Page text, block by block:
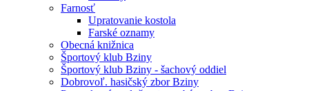
Farnosť
Upratovanie kostola
Farské oznamy
Obecná knižnica
Športový klub Bziny
Športový klub Bziny - šachový oddiel
Dobrovoľ. hasičský zbor Bziny